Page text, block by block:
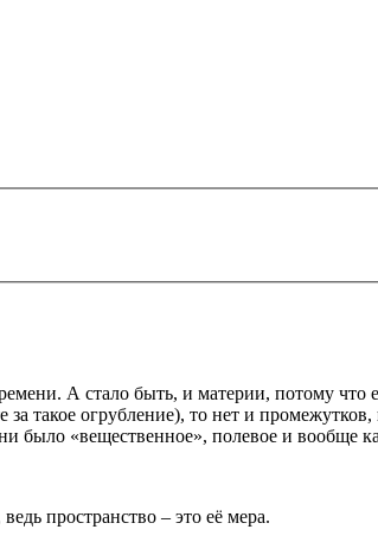
А стало быть, и материи, потому что
такое огрубление), то нет и
было «вещественное», полевое и вообще
пространство – это её мера.